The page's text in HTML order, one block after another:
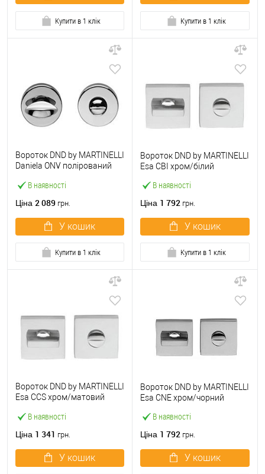
Купити в 1 клік Купити в 1 клік
В наявності
Вороток DND by MARTINELLI
Daniela ONV полірований
Ціна 2 089 грн.
У кошик
Купити в 1 клік
В наявності
Вороток DND by MARTINELLI
Esa CBI хром/білий
Ціна 1 792 грн.
У кошик
Купити в 1 клік
В наявності
Вороток DND by MARTINELLI
Esa CCS хром/матовий
Ціна 1 341 грн.
У кошик
В наявності
Вороток DND by MARTINELLI
Esa CNE хром/чорний
Ціна 1 792 грн.
У кошик